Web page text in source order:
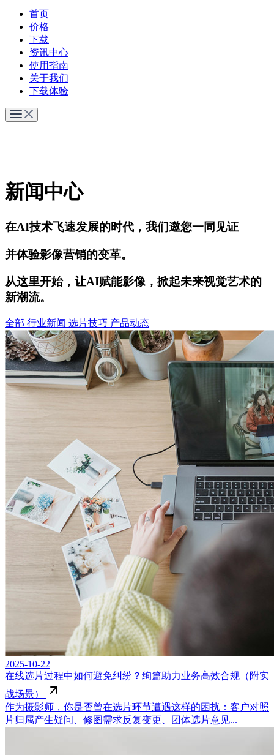
首页
价格
下载
资讯中心
使用指南
关于我们
下载体验
新闻中心
在AI技术飞速发展的时代，我们邀您一同见证
并体验影像营销的变革。
从这里开始，让AI赋能影像，掀起未来视觉艺术的
新潮流。
全部 行业新闻 选片技巧 产品动态
2025-10-22
在线选片过程中如何避免纠纷？绚篇助力业务高效合规（附实
战场景）
作为摄影师，你是否曾在选片环节遭遇这样的困扰：客户对照
片归属产生疑问、修图需求反复变更、团体选片意见...